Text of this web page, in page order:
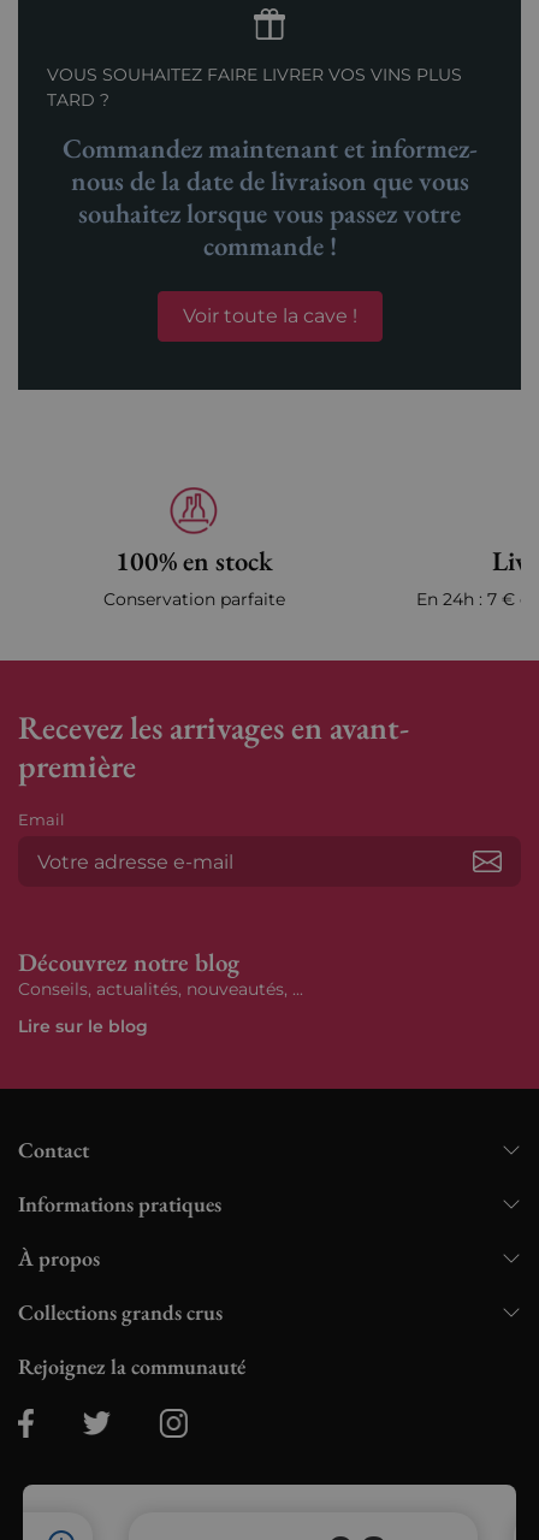
VOUS SOUHAITEZ FAIRE LIVRER VOS VINS PLUS
TARD ?
Commandez maintenant et informez-
nous de la date de livraison que vous
souhaitez lorsque vous passez votre
commande !
Voir toute la cave !
100% en stock
Conservation parfaite En 24h : 7 €
Recevez les arrivages en avant-
première
Email
Découvrez notre blog
Conseils, actualités, nouveautés, ...
Lire sur le blog
Contact
Informations pratiques
À propos
Collections grands crus
Rejoignez la communauté